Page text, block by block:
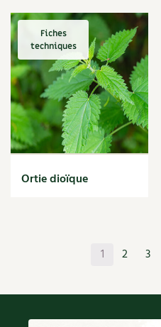
Nourriture
Nuisibles
Numérique
Nutriments
Observation
Œuf
Oignon
Oiseaux
Olivier
Optimiser l'espace
Paille
Panais
Fiches
techniques
Ortie dioïque
1 2 3